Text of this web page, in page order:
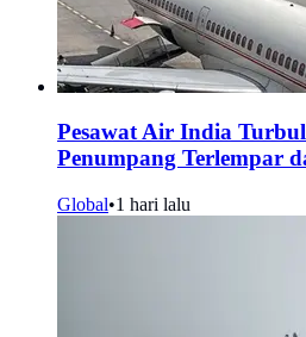
Pesawat Air India
Penumpang Terlempar
Global•1 hari lalu